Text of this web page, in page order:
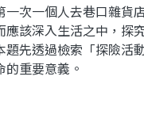
一個人去巷口雜貨
該深入生活之中，
先透過檢索「探險
重要意義。